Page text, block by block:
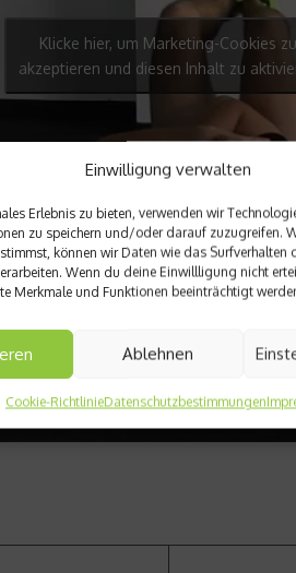
Einwilligung verwalten
Erlebnis zu bieten, verwenden wir
zu speichern und/oder darauf zuzugreifen.
können wir Daten wie das Surfverhalten
Wenn du deine Einwillligung nicht
Merkmale und Funktionen beeinträchtigt
Ablehnen
Cookie-RichtlinieDatenschutzbestimmungen
Klicke hier, um Marketing-Cookies zu
akzeptieren und diesen Inhalt zu